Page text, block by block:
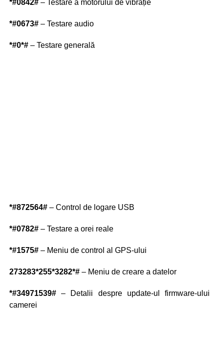
*#0842#– Testare a motorului de vibrație
*#0673#– Testare audio
*#0*#– Testare generală
*#872564#– Control de logare USB
*#0782#– Testare a orei reale
*#1575#– Meniu de control al GPS-ului
273283*255*3282*#– Meniu de creare a datelor
*#34971539#– Detalii despre update-ul firmware-ului
camerei